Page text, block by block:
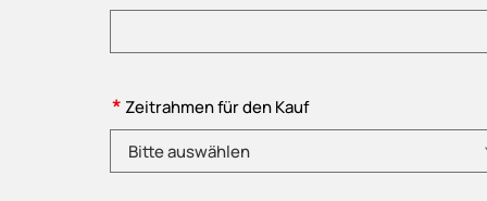
*Zeitrahmen für den Kauf